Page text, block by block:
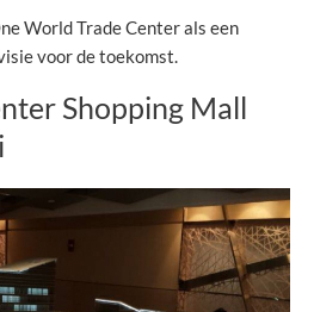
World Trade Center als een
voor de toekomst.
Shopping Mall